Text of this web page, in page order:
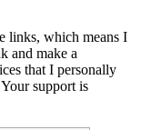
links, which means I
and make a
that I personally
support is